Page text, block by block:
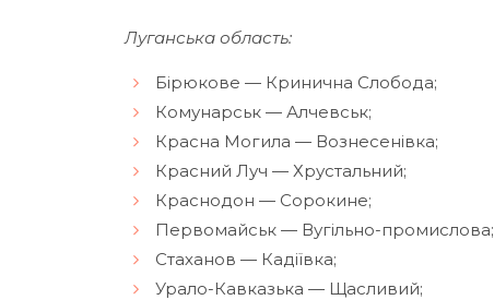
Луганська область:
Бірюкове — Кринична Слобода;
Комунарськ — Алчевськ;
Красна Могила — Вознесенівка;
Красний Луч — Хрустальний;
Краснодон — Сорокине;
Первомайськ — Вугільно-промислова;
Стаханов — Кадіївка;
Урало-Кавказька — Щасливий;